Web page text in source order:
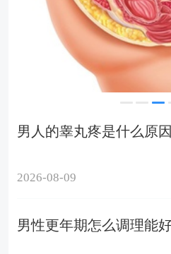
男人的睾丸疼是什么原
2026-08-09
男性更年期怎么调理能